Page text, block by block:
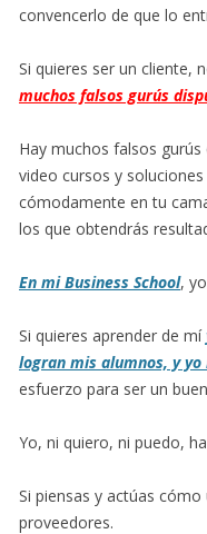
convencerlo de que lo
Si quieres ser un cliente,
muchos falsos gurús
Hay muchos falsos
video cursos y
cómodamente en tu
los que obtendrás
En mi Business School,
Si quieres aprender de mí
logran mis alumnos, y yo
esfuerzo para ser un
Yo, ni quiero, ni puedo,
Si piensas y actúas
proveedores.